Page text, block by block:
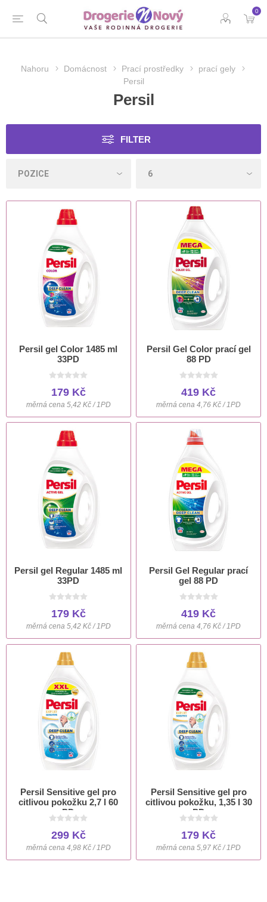
0
Nahoru Domácnost Prací prostředky
prací gely
Persil
Persil
FILTER
Persil gel Color 1485 ml
33PD
179 Kč
měrná cena 5,42 Kč / 1PD
Persil Gel Color prací gel
88 PD
419 Kč
měrná cena 4,76 Kč / 1PD
Persil gel Regular 1485 ml
33PD
179 Kč
měrná cena 5,42 Kč / 1PD
Persil Gel Regular prací
gel 88 PD
419 Kč
měrná cena 4,76 Kč / 1PD
Persil Sensitive gel pro
citlivou pokožku 2,7 l 60
PD
299 Kč
měrná cena 4,98 Kč / 1PD
Persil Sensitive gel pro
citlivou pokožku, 1,35 l 30
PD
179 Kč
měrná cena 5,97 Kč / 1PD